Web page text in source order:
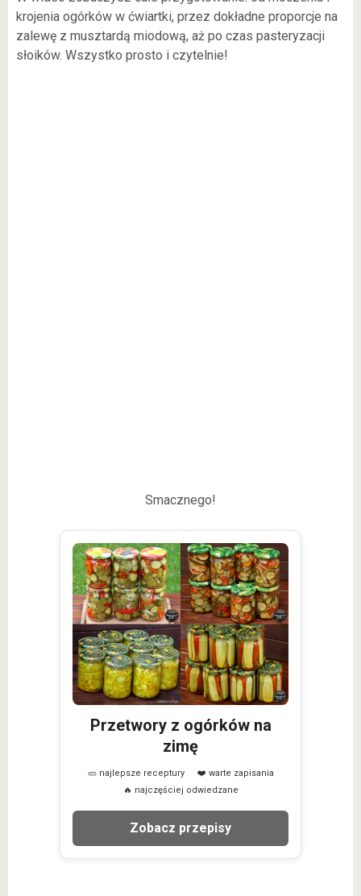
krojenia ogórków w ćwiartki, przez dokładne proporcje na
zalewę z musztardą miodową, aż po czas pasteryzacji
słoików. Wszystko prosto i czytelnie!
Smacznego!
Przetwory z ogórków na
zimę
🥒 najlepsze receptury
❤️ warte zapisania
🔥 najczęściej odwiedzane
Zobacz przepisy